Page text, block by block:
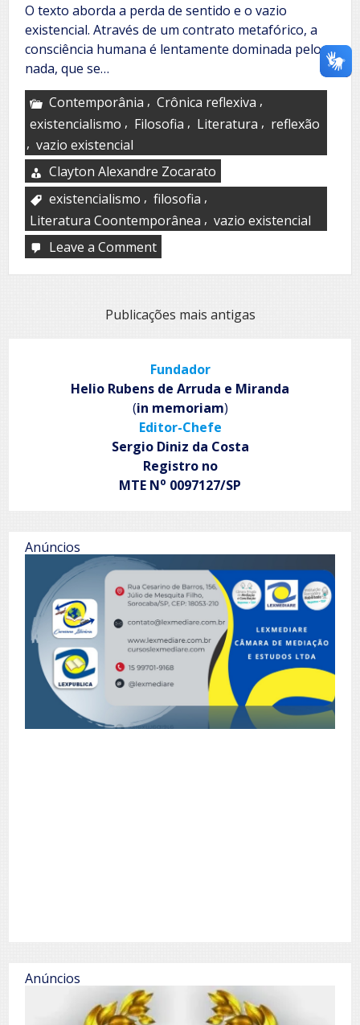
O texto aborda a perda de sentido e o vazio
existencial. Através de um contrato metafórico, a
consciência humana é lentamente dominada pelo
nada, que se…
Contemporânia , Crônica reflexiva ,
existencialismo , Filosofia , Literatura , reflexão
, vazio existencial
Clayton Alexandre Zocarato
existencialismo , filosofia ,
Literatura Coontemporânea , vazio existencial
Leave a Commenton
de
do
nada
NavegaçãoPublicações mais antigas
Fundador
Helio Rubens de Arruda e Miranda
(in memoriam)
Editor-Chefe
Sergio Diniz da Costa
Registro no
MTE No 0097127/SP
Anúncios
Anúncios